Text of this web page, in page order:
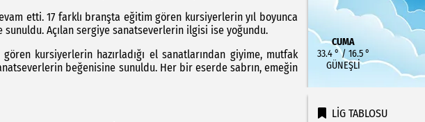
etti. 17 farklı branşta eğitim gören kursiyerlerin yıl boyunca
Açılan sergiye sanatseverlerin ilgisi ise yoğundu.
gören kursiyerlerin hazırladığı el sanatlarından giyime, mutfak
beğenisine sunuldu. Her bir eserde sabrın, emeğin
CUMA
33.4 ° / 16.5 °
GÜNEŞLI
LİG TABLOSU